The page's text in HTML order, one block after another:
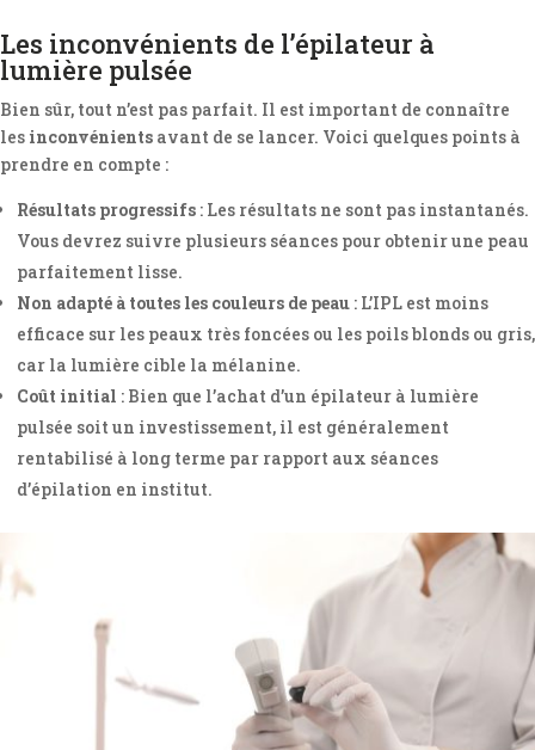
Les inconvénients de l’épilateur à
lumière pulsée
Bien sûr, tout n’est pas parfait. Il est important de connaître
les inconvénients avant de se lancer. Voici quelques points à
prendre en compte :
Résultats progressifs : Les résultats ne sont pas instantanés.
Vous devrez suivre plusieurs séances pour obtenir une peau
parfaitement lisse.
Non adapté à toutes les couleurs de peau : L’IPL est moins
efficace sur les peaux très foncées ou les poils blonds ou gris,
car la lumière cible la mélanine.
Coût initial : Bien que l’achat d’un épilateur à lumière
pulsée soit un investissement, il est généralement
rentabilisé à long terme par rapport aux séances
d’épilation en institut.